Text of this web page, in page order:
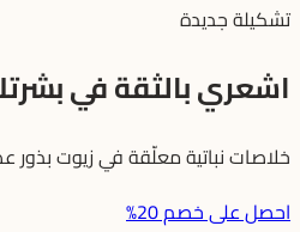
تشكيلة جديدة
اشعري بالثقة في
خلاصات نباتية معلّقة في زيوت بذور
احصل على خصم 20%